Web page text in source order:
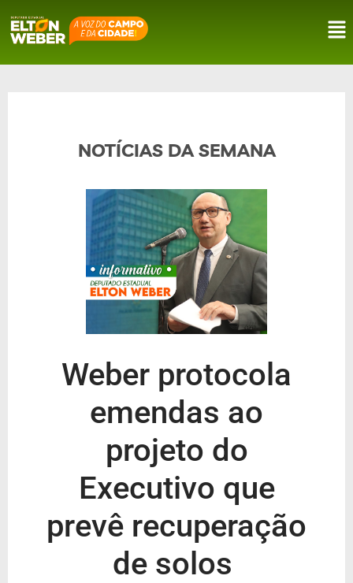
NOTÍCIAS DA SEMANA
Weber protocola
emendas ao
projeto do
Executivo que
prevê recuperação
de solos